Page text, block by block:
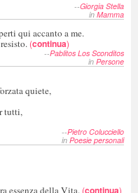
--Giorgia Stella
in Mamma
qui accanto a me.
(continua)
--Pablitos Los Sconditos
in Persone
quiete,
tutti,
--Pietro Colucciello
in Poesie personali
essenza della Vita. (continua)